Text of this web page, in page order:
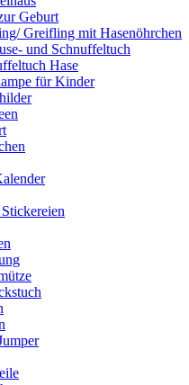
Geburt
Greifling mit Hasenöhrchen
und Schnuffeltuch
Hase
für Kinder